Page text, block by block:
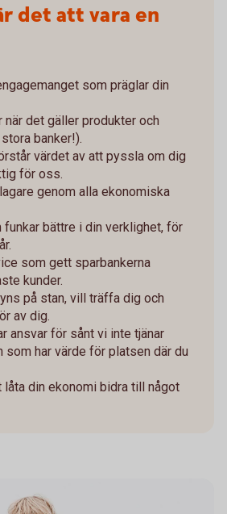
det att vara en
som präglar din
när det gäller produkter och
banker!).
värdet av att pyssla om dig
för oss.
genom alla ekonomiska
funkar bättre i din verklighet, för
som gett sparbankerna
kunder.
på stan, vill träffa dig och
av dig.
ansvar för sånt vi inte tjänar
som har värde för platsen där du
låta din ekonomi bidra till något